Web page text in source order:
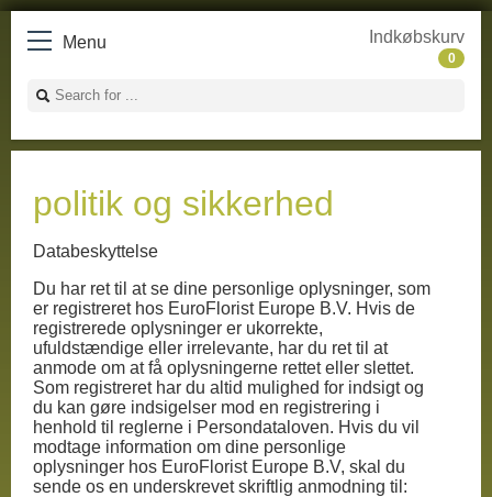
Menu Indkøbskurv
0
politik og sikkerhed
Databeskyttelse
Du har ret til at se dine personlige oplysninger, som
er registreret hos EuroFlorist Europe B.V. Hvis de
registrerede oplysninger er ukorrekte,
ufuldstændige eller irrelevante, har du ret til at
anmode om at få oplysningerne rettet eller slettet.
Som registreret har du altid mulighed for indsigt og
du kan gøre indsigelser mod en registrering i
henhold til reglerne i Persondataloven. Hvis du vil
modtage information om dine personlige
oplysninger hos EuroFlorist Europe B.V, skal du
sende os en underskrevet skriftlig anmodning til: